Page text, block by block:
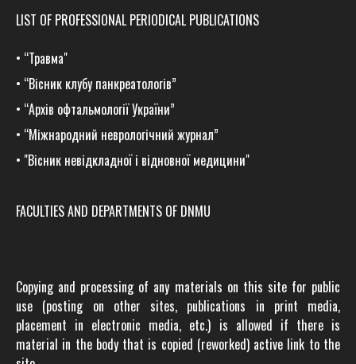
LIST OF PROFESSIONAL PERIODICAL PUBLICATIONS
• “Травма"
• “Вісник клубу панкреатологів”
• “Архів офтальмології України”
• “Міжнародний неврологічний журнал”
• "Вісник невідкладної і відновної медицини"
FACULTIES AND DEPARTMENTS OF DNMU
Copying and processing of any materials on this site for public
use (posting on other sites, publications in print media,
placement in electronic media, etc.) is allowed if there is
material in the body that is copied (reworked) active link to the